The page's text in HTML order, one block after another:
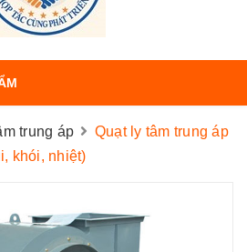
trung áp
Quạt ly tâm trung áp
khói, nhiệt)